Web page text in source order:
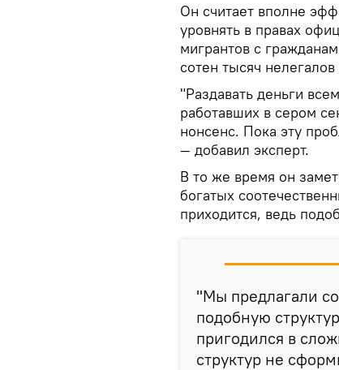
Он считает вполне
уровнять в правах
мигрантов с
сотен тысяч
"Раздавать деньги
работавших в сером
нонсенс. Пока эту
— добавил эксперт.
В то же время он
богатых
приходится, ведь
"Мы предлагали
подобную
пригодился в
структур не